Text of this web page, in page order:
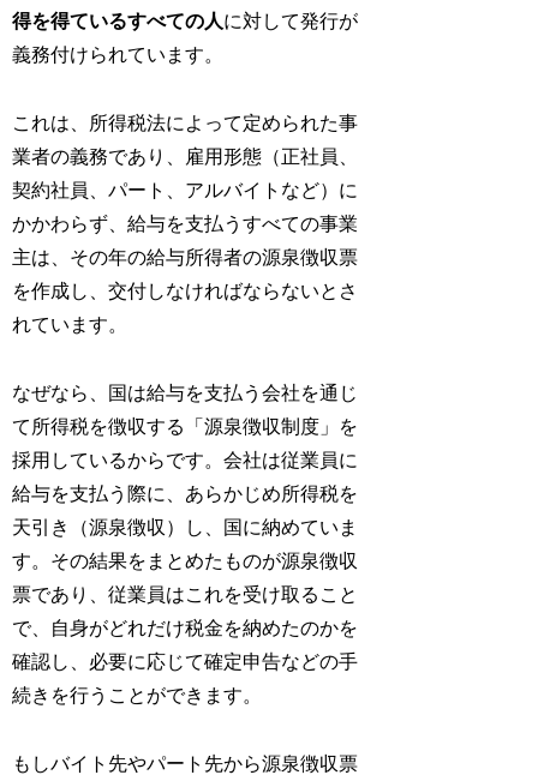
得を得ているすべての人に対して発行が
義務付けられています。
これは、所得税法によって定められた事
業者の義務であり、雇用形態（正社員、
契約社員、パート、アルバイトなど）に
かかわらず、給与を支払うすべての事業
主は、その年の給与所得者の源泉徴収票
を作成し、交付しなければならないとさ
れています。
なぜなら、国は給与を支払う会社を通じ
て所得税を徴収する「源泉徴収制度」を
採用しているからです。会社は従業員に
給与を支払う際に、あらかじめ所得税を
天引き（源泉徴収）し、国に納めていま
す。その結果をまとめたものが源泉徴収
票であり、従業員はこれを受け取ること
で、自身がどれだけ税金を納めたのかを
確認し、必要に応じて確定申告などの手
続きを行うことができます。
もしバイト先やパート先から源泉徴収票